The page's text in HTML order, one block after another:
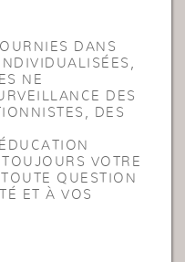
DANS
NE
DES
DES
VOTRE
QUESTION
ET À VOS